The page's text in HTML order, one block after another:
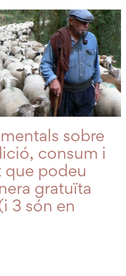
sobre
consum i
podeu
gratuïta
3 són en